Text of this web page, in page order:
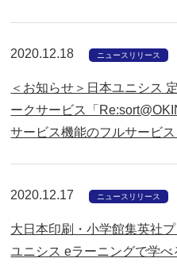
2020.12.18 ニュースリリース
＜お知らせ＞日本ユニシス
ークサービス「
サービス機能のフルサービ
2020.12.17 ニュースリリース
大日本印刷・小学館集英社
ユニシス eラーニングで学べ